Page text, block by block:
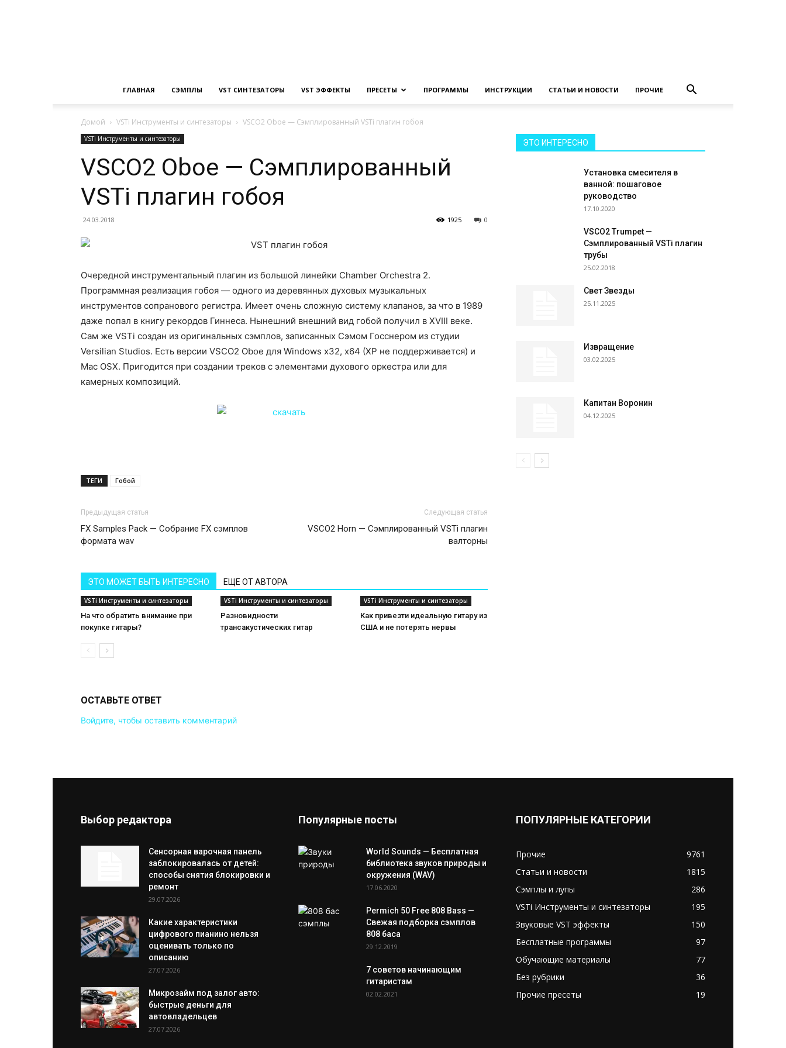
компьютере
ГЛАВНАЯ СЭМПЛЫ VST СИНТЕЗАТОРЫ VST ЭФФЕКТЫ ПРЕСЕТЫ ПРОГРАММЫ ИНСТРУКЦИИ СТАТЬИ И НОВОСТИ ПРОЧИЕ
Домой VSTi Инструменты и синтезаторы VSCO2 Oboe — Сэмплированный VSTi плагин гобоя
VSTi Инструменты и синтезаторы
VSCO2 Oboe — Сэмплированный
VSTi плагин гобоя
24.03.2018 0
1925
Очередной инструментальный плагин из большой линейки Chamber Orchestra 2.
Программная реализация гобоя — одного из деревянных духовых музыкальных
инструментов сопранового регистра. Имеет очень сложную систему клапанов, за что в 1989
даже попал в книгу рекордов Гиннеса. Нынешний внешний вид гобой получил в XVIII веке.
Сам же VSTi создан из оригинальных сэмплов, записанных Сэмом Госснером из студии
Versilian Studios. Есть версии VSCO2 Oboe для Windows x32, x64 (ХР не поддерживается) и
Mac OSX. Пригодится при создании треков с элементами духового оркестра или для
камерных композиций.
ТЕГИ Гобой
Предыдущая статья
FX Samples Pack — Собрание FX сэмплов
формата wav
Следующая статья
VSCO2 Horn — Сэмплированный VSTi плагин
валторны
ЭТО МОЖЕТ БЫТЬ ИНТЕРЕСНО ЕЩЕ ОТ АВТОРА
VSTi Инструменты и синтезаторы
На что обратить внимание при
покупке гитары?
VSTi Инструменты и синтезаторы
Разновидности
трансакустических гитар
VSTi Инструменты и синтезаторы
Как привезти идеальную гитару из
США и не потерять нервы
ОСТАВЬТЕ ОТВЕТ
Войдите, чтобы оставить комментарий
ЭТО ИНТЕРЕСНО
Установка смесителя в
ванной: пошаговое
руководство
17.10.2020
VSCO2 Trumpet —
Сэмплированный VSTi плагин
трубы
25.02.2018
Свет Звезды
25.11.2025
Извращение
03.02.2025
Капитан Воронин
04.12.2025
Выбор редактора
Сенсорная варочная панель
заблокировалась от детей:
способы снятия блокировки и
ремонт
29.07.2026
Какие характеристики
цифрового пианино нельзя
оценивать только по
описанию
27.07.2026
Микрозайм под залог авто:
быстрые деньги для
автовладельцев
27.07.2026
Популярные посты
World Sounds — Бесплатная
библиотека звуков природы и
окружения (WAV)
17.06.2020
Permich 50 Free 808 Bass —
Свежая подборка сэмплов
808 баса
29.12.2019
7 советов начинающим
гитаристам
02.02.2021
ПОПУЛЯРНЫЕ КАТЕГОРИИ
Прочие
9761
Статьи и новости
1815
Сэмплы и лупы
286
VSTi Инструменты и синтезаторы
195
Звуковые VST эффекты
150
Бесплатные программы
97
Обучающие материалы
77
Без рубрики
36
Прочие пресеты
19